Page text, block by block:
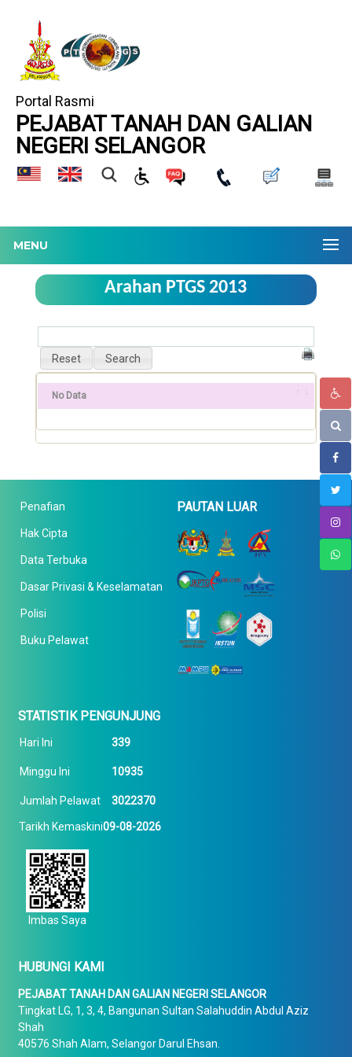
Portal Rasmi
PEJABAT TANAH DAN GALIAN
NEGERI SELANGOR
MENU
Arahan PTGS 2013
No Data
Penafian
Hak Cipta
Data Terbuka
Dasar Privasi & Keselamatan
Polisi
Buku Pelawat
PAUTAN LUAR
STATISTIK PENGUNJUNG
Hari Ini 339
Minggu Ini 10935
Jumlah Pelawat 3022370
Tarikh Kemaskini09-08-2026
Imbas Saya
HUBUNGI KAMI
PEJABAT TANAH DAN GALIAN NEGERI SELANGOR
Tingkat LG, 1, 3, 4, Bangunan Sultan Salahuddin Abdul Aziz
Shah
40576 Shah Alam, Selangor Darul Ehsan.